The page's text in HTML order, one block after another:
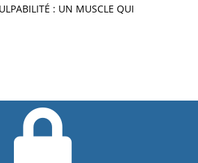
: UN MUSCLE QUI